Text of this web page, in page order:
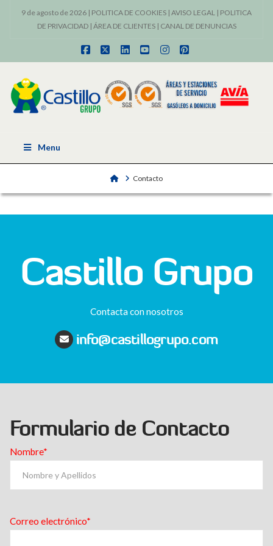
9 de agosto de 2026 | POLITICA DE COOKIES | AVISO LEGAL | POLITICA
DE PRIVACIDAD| ÁREA DE CLIENTES| CANAL DE DENUNCIAS
Facebook
X LinkedInYouTubeInstagram
Pinterest
Menu
HomeContacto
Castillo Grupo
Contacta con nosotros
info@castillogrupo.com
Formulario de Contacto
Nombre*
Correo electrónico*